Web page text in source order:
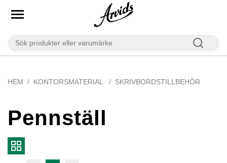
HEM KONTORSMATERIAL SKRIVBORDSTILLBEHÖR
Pennställ